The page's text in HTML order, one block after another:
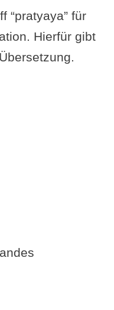
“pratyaya” für
Hierfür gibt